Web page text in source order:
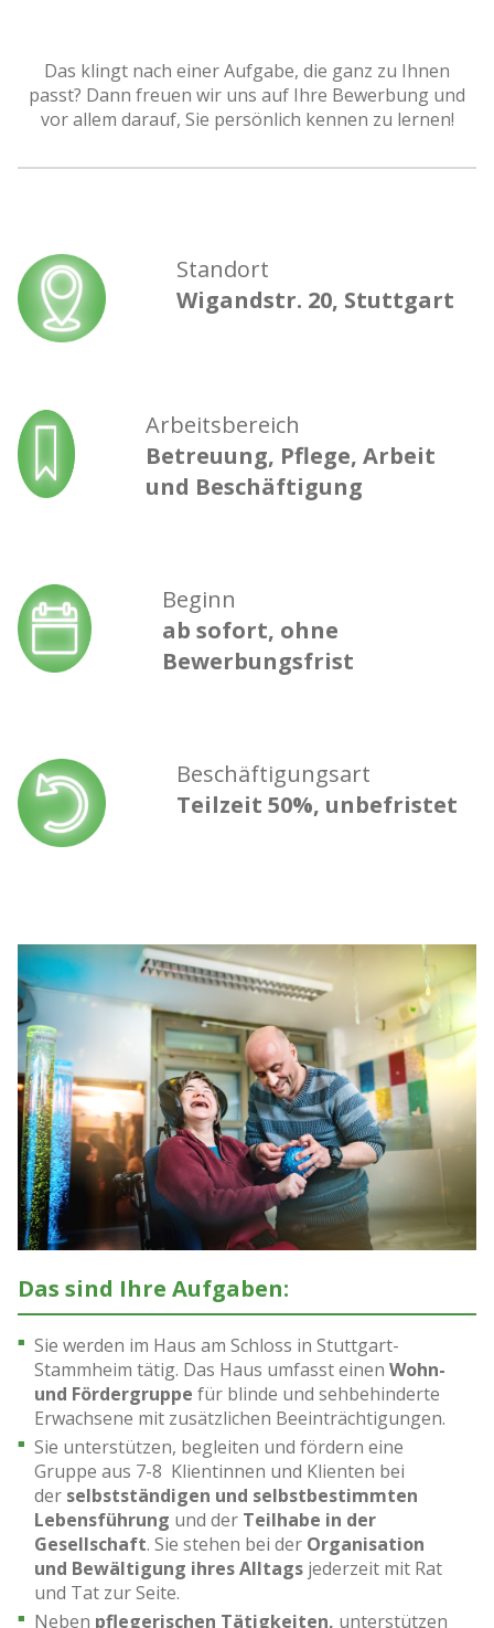
Das klingt nach einer Aufgabe, die ganz zu Ihnen
passt? Dann freuen wir uns auf Ihre Bewerbung und
vor allem darauf, Sie persönlich kennen zu lernen!
Standort
Wigandstr. 20, Stuttgart
Arbeitsbereich
Betreuung, Pflege, Arbeit
und Beschäftigung
Beginn
ab sofort, ohne
Bewerbungsfrist
Beschäftigungsart
Teilzeit 50%, unbefristet
Das sind Ihre Aufgaben:
Sie werden im Haus am Schloss in Stuttgart-
Stammheim tätig. Das Haus umfasst einen Wohn-
und Fördergruppe für blinde und sehbehinderte
Erwachsene mit zusätzlichen Beeinträchtigungen.
Sie unterstützen, begleiten und fördern eine
Gruppe aus 7-8 Klientinnen und Klienten bei
der selbstständigen und selbstbestimmten
Lebensführung und der Teilhabe in der
Gesellschaft. Sie stehen bei der Organisation
und Bewältigung ihres Alltags jederzeit mit Rat
und Tat zur Seite.
Neben pflegerischen Tätigkeiten, unterstützen